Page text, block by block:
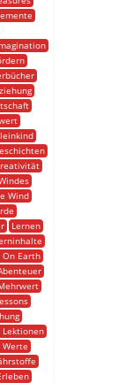
Wind
Lernen
On Earth
Lektionen
Werte